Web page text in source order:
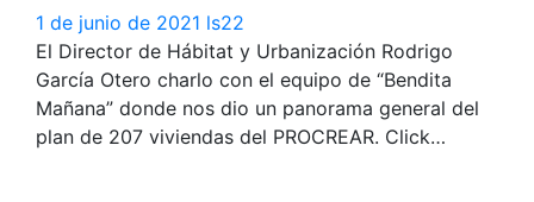
1 de junio de 2021 ls22
El Director de Hábitat y Urbanización Rodrigo
García Otero charlo con el equipo de “Bendita
Mañana” donde nos dio un panorama general del
plan de 207 viviendas del PROCREAR. Click…